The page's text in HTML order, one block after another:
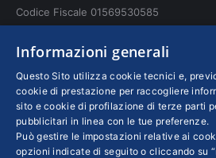
Codice Fiscale 01569530585
INFO LEGALI
Colophon editoriali
Disclaimer
Privacy
Informazioni generali
Questo Sito utilizza cookie tecnici e,
cookie di prestazione per raccogliere
sito e cookie di profilazione di terze parti
pubblicitari in linea con le tue preferenze.
Può gestire le impostazioni relative ai
opzioni indicate di seguito o cliccando su